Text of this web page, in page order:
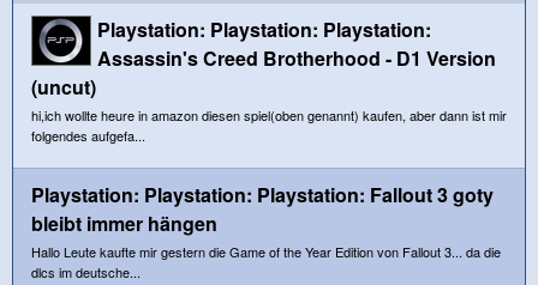
Playstation: Playstation: Playstation:
Assassin's Creed Brotherhood - D1 Version
(uncut)
hi,ich wollte heure in amazon diesen spiel(oben genannt) kaufen, aber dann ist mir
folgendes aufgefa...
Playstation: Playstation: Playstation: Fallout 3 goty
bleibt immer hängen
Hallo Leute kaufte mir gestern die Game of the Year Edition von Fallout 3... da die
dlcs im deutsche...